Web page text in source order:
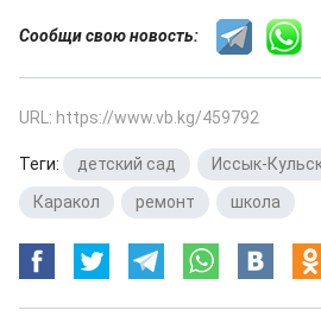
Сообщи свою новость:
URL: https://www.vb.kg/459792
Теги: детский сад Иссык-
Каракол
ремонт школа